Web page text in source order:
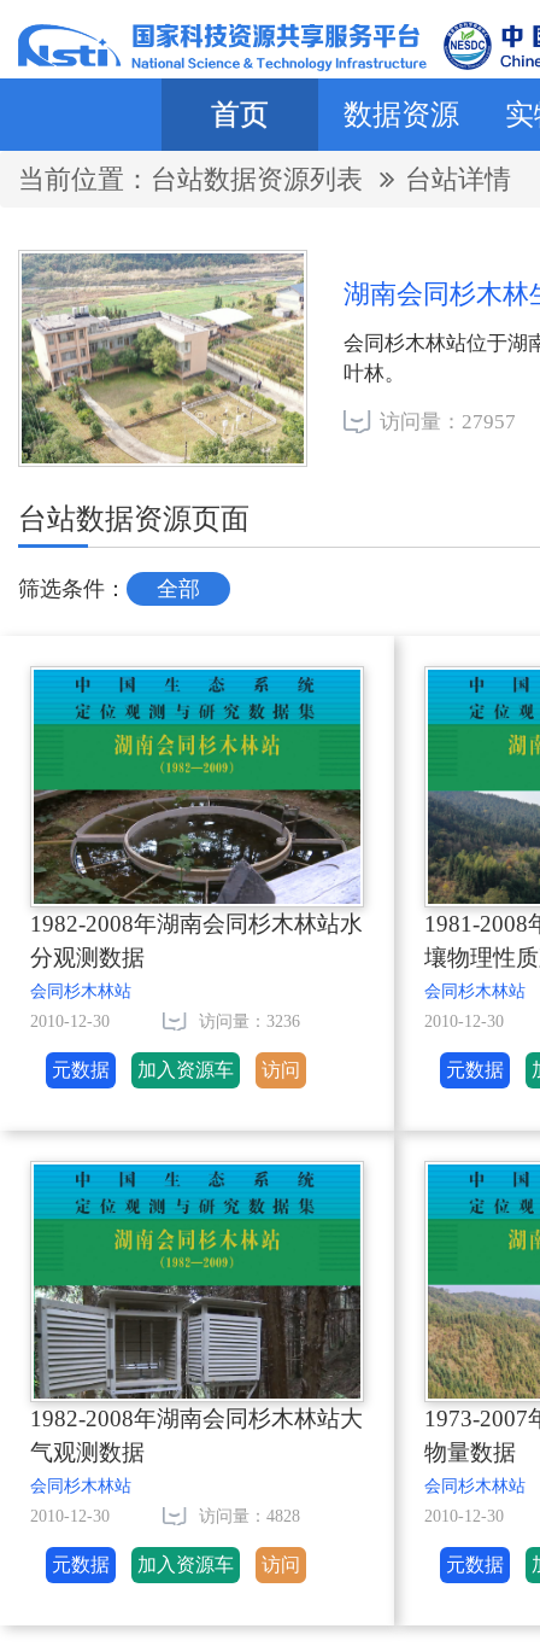
首页 数据资源
当前位置： 台站数据资源列表 台站详情
湖南会同杉木
会同杉木林站位于湖
叶林。
访问量：27957
台站数据资源页面
筛选条件： 全部
1982-2008年湖南会同杉木林站水
分观测数据
会同杉木林站
2010-12-30
访问量：3236
元数据 加入资源车 访问
1981-2008
壤物理性
会同杉木林站
2010-12-30
元数据
1982-2008年湖南会同杉木林站大
气观测数据
会同杉木林站
2010-12-30
访问量：4828
元数据 加入资源车 访问
1973-2007
物量数据
会同杉木林站
2010-12-30
元数据